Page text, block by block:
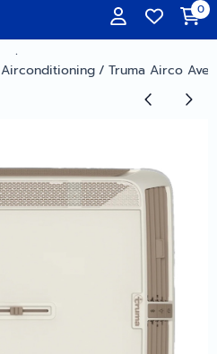
0
.
Airconditioning/ Truma Airco